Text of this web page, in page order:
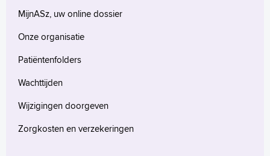
MijnASz, uw online dossier
Onze organisatie
Patiëntenfolders
Wachttijden
Wijzigingen doorgeven
Zorgkosten en verzekeringen